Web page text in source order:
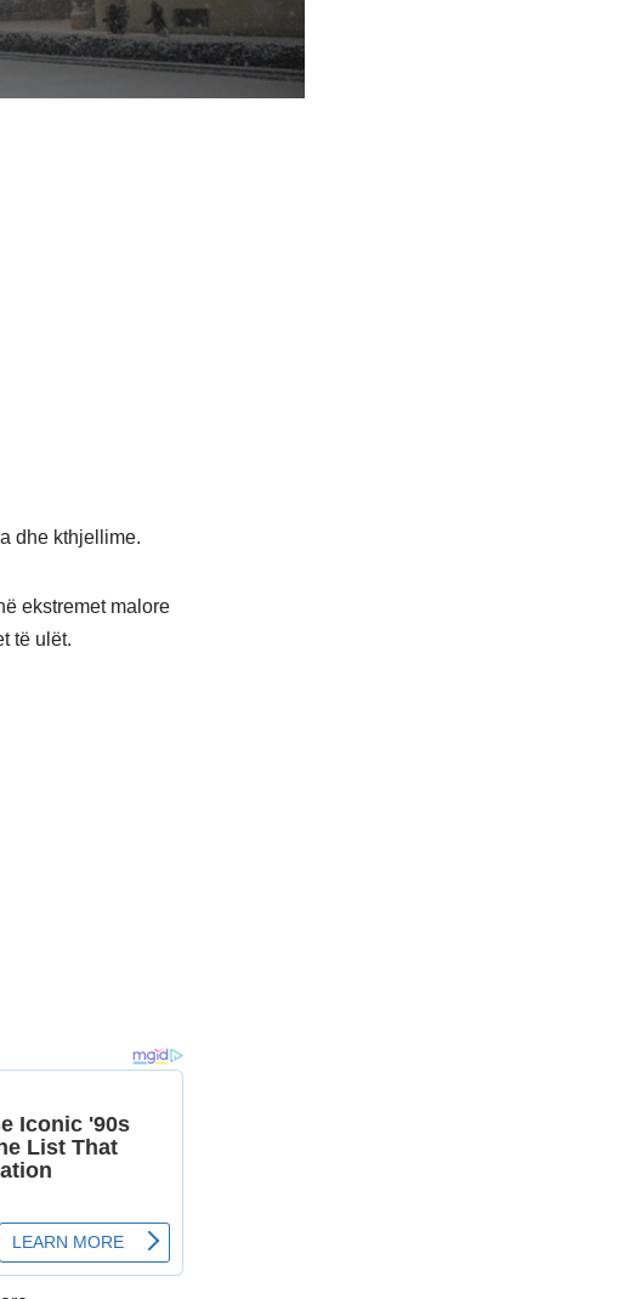
dhe kthjellime.
ekstremet malore
të ulët.